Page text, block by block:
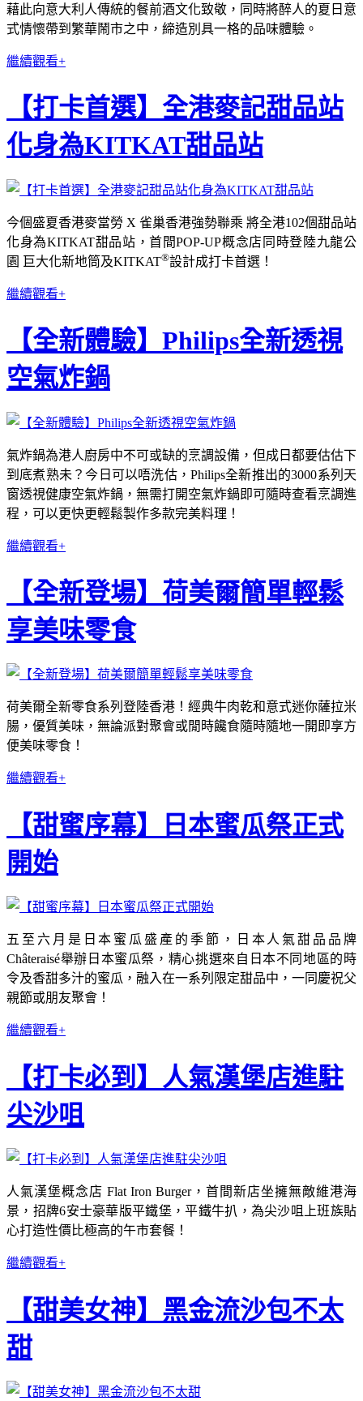
藉此向意大利人傳統的餐前酒文化致敬，同時將醉人的夏日意
式情懷帶到繁華鬧市之中，締造別具一格的品味體驗。
繼續觀看+
【打卡首選】全港麥記甜品站
化身為KITKAT甜品站
今個盛夏香港麥當勞 X 雀巢香港強勢聯乘 將全港102個甜品站
化身為KITKAT甜品站，首間POP-UP概念店同時登陸九龍公
園 巨大化新地筒及KITKAT®設計成打卡首選！
繼續觀看+
【全新體驗】Philips全新透視
空氣炸鍋
氣炸鍋為港人廚房中不可或缺的烹調設備，但成日都要估估下
到底煮熟未？今日可以唔洗估，Philips全新推出的3000系列天
窗透視健康空氣炸鍋，無需打開空氣炸鍋即可隨時查看烹調進
程，可以更快更輕鬆製作多款完美料理！
繼續觀看+
【全新登場】荷美爾簡單輕鬆
享美味零食
荷美爾全新零食系列登陸香港！經典牛肉乾和意式迷你薩拉米
腸，優質美味，無論派對聚會或閒時饞食隨時隨地一開即享方
便美味零食！
繼續觀看+
【甜蜜序幕】日本蜜瓜祭正式
開始
五至六月是日本蜜瓜盛產的季節，日本人氣甜品品牌
Châteraisé舉辦日本蜜瓜祭，精心挑選來自日本不同地區的時
令及香甜多汁的蜜瓜，融入在一系列限定甜品中，一同慶祝父
親節或朋友聚會！
繼續觀看+
【打卡必到】人氣漢堡店進駐
尖沙咀
人氣漢堡概念店 Flat Iron Burger，首間新店坐擁無敵維港海
景，招牌6安士豪華版平鐵堡，平鐵牛扒，為尖沙咀上班族貼
心打造性價比極高的午市套餐！
繼續觀看+
【甜美女神】黑金流沙包不太
甜